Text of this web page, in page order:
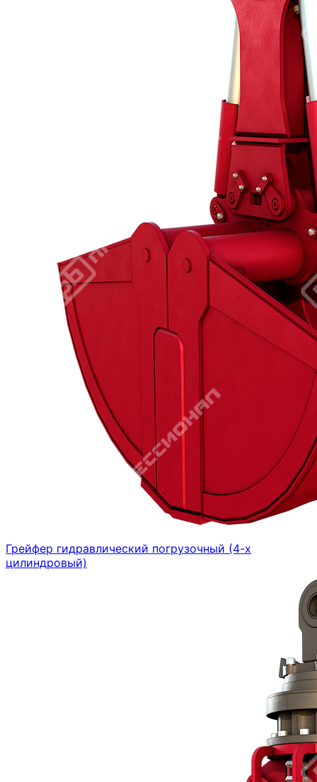
Грейфер гидравлический погрузочный (4-х
цилиндровый)